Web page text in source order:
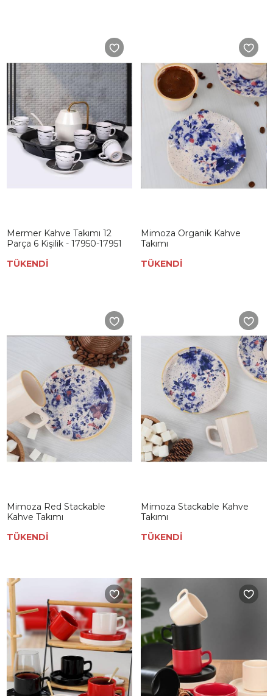
Mermer Kahve Takımı 12
Parça 6 Kişilik - 17950-17951
TÜKENDİ
Mimoza Organik Kahve
Takımı
TÜKENDİ
Mimoza Red Stackable
Kahve Takımı
TÜKENDİ
Mimoza Stackable Kahve
Takımı
TÜKENDİ